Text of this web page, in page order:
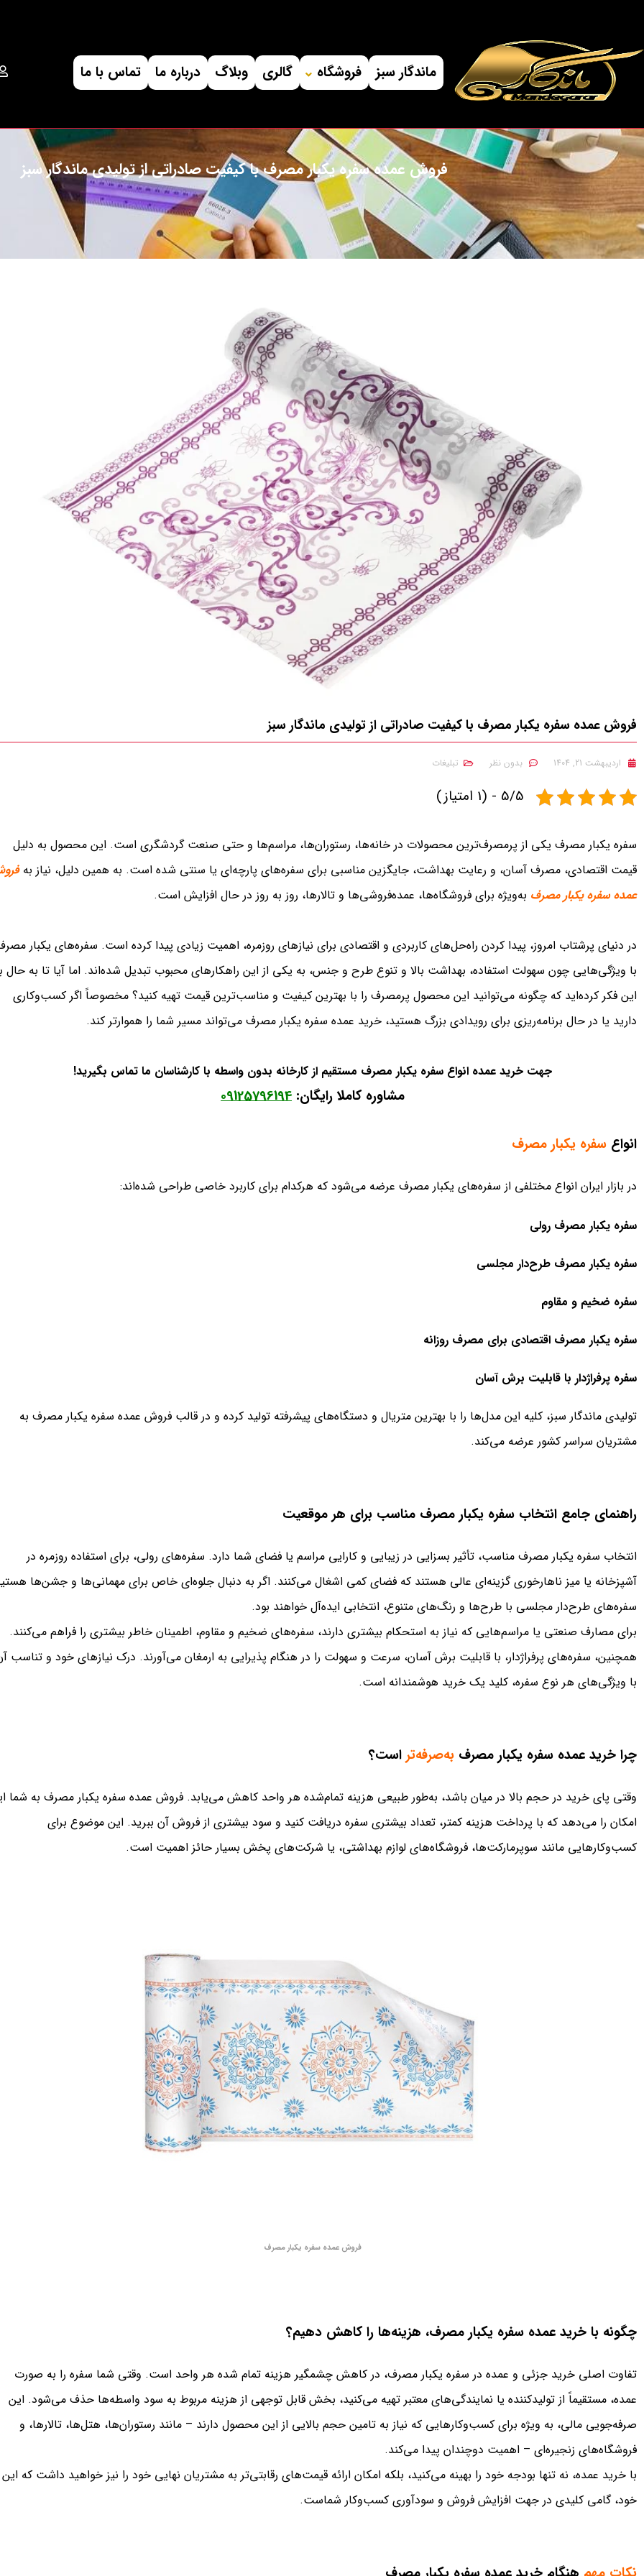
ماندگار سبز فروشگاه گالری وبلاگ درباره ما تماس با ما
فروش عمده سفره یکبار مصرف با کیفیت صادراتی از تولیدی ماندگار سبز
فروش عمده سفره یکبار مصرف با کیفیت صادراتی از تولیدی ماندگار سبز
اردیبهشت 21, 1404 بدون نظر تبلیغات
5/5 - (1 امتیاز)
سفره یکبار مصرف یکی از پرمصرف‌ترین محصولات در خانه‌ها، رستوران‌ها، مراسم‌ها و حتی صنعت گردشگری است. این محصول به دلیل
قیمت اقتصادی، مصرف آسان، و رعایت بهداشت، جایگزین مناسبی برای سفره‌های پارچه‌ای یا سنتی شده است. به همین دلیل، نیاز به
عمده سفره یکبار مصرف به‌ویژه برای فروشگاه‌ها، عمده‌فروشی‌ها و تالارها، روز به روز در حال افزایش است.
در دنیای پرشتاب امروز، پیدا کردن راه‌حل‌های کاربردی و اقتصادی برای نیازهای روزمره، اهمیت زیادی پیدا کرده است. سفره‌های یکبار
با ویژگی‌هایی چون سهولت استفاده، بهداشت بالا و تنوع طرح و جنس، به یکی از این راهکارهای محبوب تبدیل شده‌اند. اما آیا تا به حال
این فکر کرده‌اید که چگونه می‌توانید این محصول پرمصرف را با بهترین کیفیت و مناسب‌ترین قیمت تهیه کنید؟ مخصوصاً اگر کسب‌وکاری
دارید یا در حال برنامه‌ریزی برای رویدادی بزرگ هستید، خرید عمده سفره یکبار مصرف می‌تواند مسیر شما را هموارتر کند.
جهت خرید عمده انواع سفره یکبار مصرف مستقیم از کارخانه بدون واسطه با کارشناسان ما تماس بگیرید!
مشاوره کاملا رایگان: 09125796194
انواع سفره یکبار مصرف
در بازار ایران انواع مختلفی از سفره‌های یکبار مصرف عرضه می‌شود که هرکدام برای کاربرد خاصی طراحی شده‌اند:
سفره یکبار مصرف رولی
سفره یکبار مصرف طرح‌دار مجلسی
سفره ضخیم و مقاوم
سفره یکبار مصرف اقتصادی برای مصرف روزانه
سفره پرفراژدار با قابلیت برش آسان
تولیدی ماندگار سبز، کلیه این مدل‌ها را با بهترین متریال و دستگاه‌های پیشرفته تولید کرده و در قالب فروش عمده سفره یکبار مصرف به
مشتریان سراسر کشور عرضه می‌کند.
راهنمای جامع انتخاب سفره یکبار مصرف مناسب برای هر موقعیت
انتخاب سفره یکبار مصرف مناسب، تأثیر بسزایی در زیبایی و کارایی مراسم یا فضای شما دارد. سفره‌های رولی، برای استفاده روزمره در
آشپزخانه یا میز ناهارخوری گزینه‌ای عالی هستند که فضای کمی اشغال می‌کنند. اگر به دنبال جلوه‌ای خاص برای مهمانی‌ها و جشن‌ها
سفره‌های طرح‌دار مجلسی با طرح‌ها و رنگ‌های متنوع، انتخابی ایده‌آل خواهند بود.
برای مصارف صنعتی یا مراسم‌هایی که نیاز به استحکام بیشتری دارند، سفره‌های ضخیم و مقاوم، اطمینان خاطر بیشتری را فراهم می‌کنند.
همچنین، سفره‌های پرفراژدار، با قابلیت برش آسان، سرعت و سهولت را در هنگام پذیرایی به ارمغان می‌آورند. درک نیازهای خود و تناسب
با ویژگی‌های هر نوع سفره، کلید یک خرید هوشمندانه است.
چرا خرید عمده سفره یکبار مصرف به‌صرفه‌تراست؟
وقتی پای خرید در حجم بالا در میان باشد، به‌طور طبیعی هزینه تمام‌شده هر واحد کاهش می‌یابد. فروش عمده سفره یکبار مصرف به شما
امکان را می‌دهد که با پرداخت هزینه کمتر، تعداد بیشتری سفره دریافت کنید و سود بیشتری از فروش آن ببرید. این موضوع برای
کسب‌وکارهایی مانند سوپرمارکت‌ها، فروشگاه‌های لوازم بهداشتی، یا شرکت‌های پخش بسیار حائز اهمیت است.
فروش عمده سفره یکبار مصرف
چگونه با خرید عمده سفره یکبار مصرف، هزینه‌ها را کاهش دهیم؟
تفاوت اصلی خرید جزئی و عمده در سفره یکبار مصرف، در کاهش چشمگیر هزینه تمام شده هر واحد است. وقتی شما سفره را به صورت
عمده، مستقیماً از تولیدکننده یا نمایندگی‌های معتبر تهیه می‌کنید، بخش قابل توجهی از هزینه مربوط به سود واسطه‌ها حذف می‌شود. این
صرفه‌جویی مالی، به ویژه برای کسب‌وکارهایی که نیاز به تامین حجم بالایی از این محصول دارند – مانند رستوران‌ها، هتل‌ها، تالارها، و
فروشگاه‌های زنجیره‌ای – اهمیت دوچندان پیدا می‌کند.
با خرید عمده، نه تنها بودجه خود را بهینه می‌کنید، بلکه امکان ارائه قیمت‌های رقابتی‌تر به مشتریان نهایی خود را نیز خواهید داشت که این
خود، گامی کلیدی در جهت افزایش فروش و سودآوری کسب‌وکار شماست.